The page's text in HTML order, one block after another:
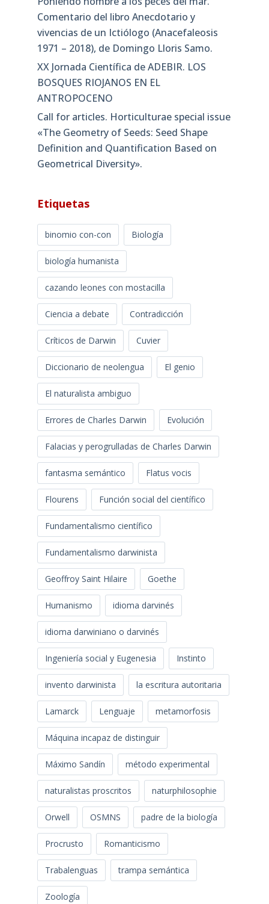
Comentario del libro Anecdotario y
vivencias de un Ictiólogo (Anacefaleosis
1971 – 2018), de Domingo Lloris Samo.
XX Jornada Científica de ADEBIR. LOS
BOSQUES RIOJANOS EN EL
ANTROPOCENO
Call for articles. Horticulturae special issue
«The Geometry of Seeds: Seed Shape
Definition and Quantification Based on
Geometrical Diversity»​.
Etiquetas
binomio con-con Biología
biología humanista
cazando leones con mostacilla
Ciencia a debate Contradicción
Críticos de Darwin Cuvier
Diccionario de neolengua El genio
El naturalista ambiguo
Errores de Charles Darwin Evolución
Falacias y perogrulladas de Charles Darwin
fantasma semántico Flatus vocis
Flourens Función social del científico
Fundamentalismo científico
Fundamentalismo darwinista
Geoffroy Saint Hilaire Goethe
Humanismo idioma darvinés
idioma darwiniano o darvinés
Ingeniería social y Eugenesia Instinto
invento darwinista la escritura autoritaria
Lamarck Lenguaje metamorfosis
Máquina incapaz de distinguir
Máximo Sandín método experimental
naturalistas proscritos naturphilosophie
Orwell OSMNS padre de la biología
Procrusto Romanticismo
Trabalenguas trampa semántica
Zoología